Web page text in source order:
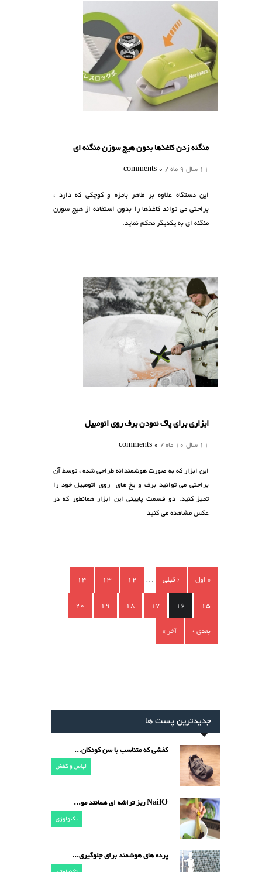
منگنه زدن کاغذها بدون هیچ سوزن منگنه ای
11 سال 9 ماه /
0 comments
این دستگاه علاوه بر ظاهر بامزه و کوچکی که دارد ،
براحتی می تواند کاغذها را بدون استفاده از هیچ سوزن
منگنه ای به یکدیگر محکم نماید.
ابزاری برای پاک نمودن برف روی اتومبیل
11 سال 10 ماه /
0 comments
این ابزار که به صورت هوشمندانه طراحی شده ، توسط آن
براحتی می توانید برف و یخ های روی اتومبیل خود را
تمیز کنید. دو قسمت پایینی این ابزار همانطور که در
عکس مشاهده می کنید
صفحه‌ها
« اول ‹ قبلی …
12
13
14
15
16
17
18
19
20
…
بعدی ›
آخر »
جدیدترین پست ها
کفشی که متناسب با سن کودکان...
لباس و کفش
NailO ریز تراشه ای همانند مو...
تکنولوژی
پرده های هوشمند برای جلوگیری...